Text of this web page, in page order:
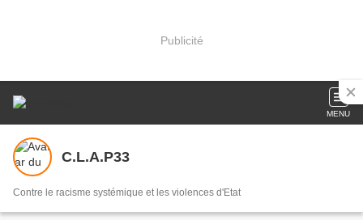
Publicité
MENU
C.L.A.P33
Contre le racisme systémique et les violences d'Etat